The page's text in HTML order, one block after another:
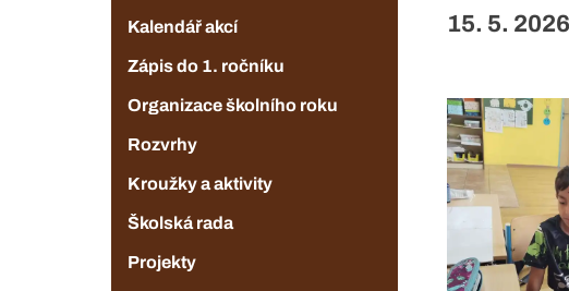
Kalendář akcí
Zápis do 1. ročníku
Organizace školního roku
Rozvrhy
Kroužky a aktivity
Školská rada
Projekty
15. 5. 2026